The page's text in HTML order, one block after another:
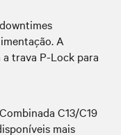
A
trava P-Lock para
C13/C19
mais